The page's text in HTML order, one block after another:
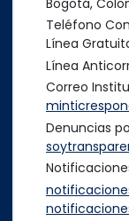
Teléfono
Línea
Línea
Correo
Denuncias